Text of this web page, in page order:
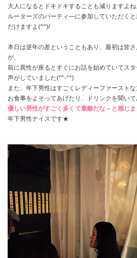
大人になるとドキドキすることも減りますよね
ルーターズのパーティ―に参加していただく
だけますよ(^^)/
本日は逆年の差ということもあり、最初は皆
が、
前に異性が座るとすぐにお話を始めていてス
声がしていました(*^-^*)
また、年下男性はすごくレディーファーストな
お食事をよそってあげたり、ドリンクを聞いて
優しい男性がすごく多くて素敵だな～と感じ
年下男性ナイスです★